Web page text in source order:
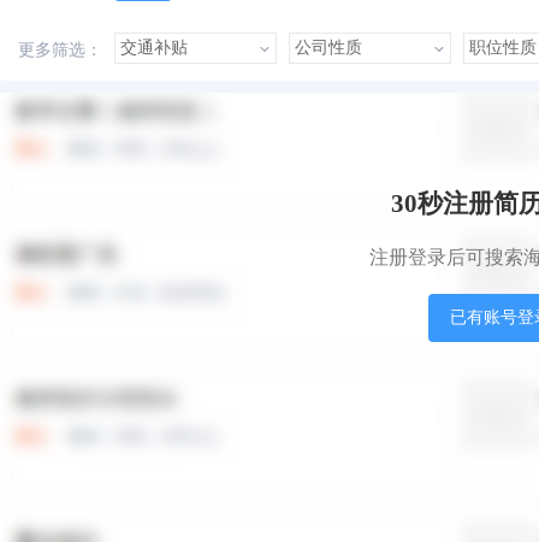
更多筛选：
本站职位 盟站职位
30秒注册简
注册登录后可搜索
已有账号登